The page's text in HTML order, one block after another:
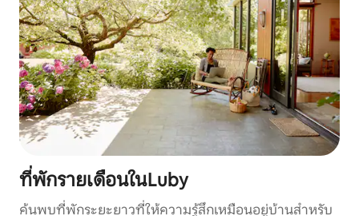
ที่พักรายเดือนในLuby
ค้นพบที่พักระยะยาวที่ให้ความรู้สึกเหมือนอยู่บ้านสำหรับ